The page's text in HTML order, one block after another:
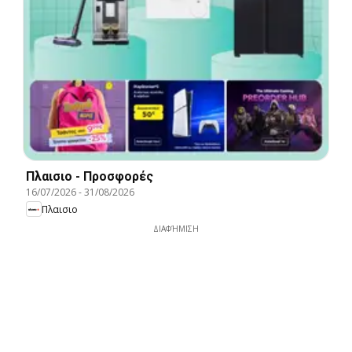
Πλαισιο - Προσφορές
16/07/2026-31/08/2026
Πλαισιο
ΔΙΑΦΉΜΙΣΗ